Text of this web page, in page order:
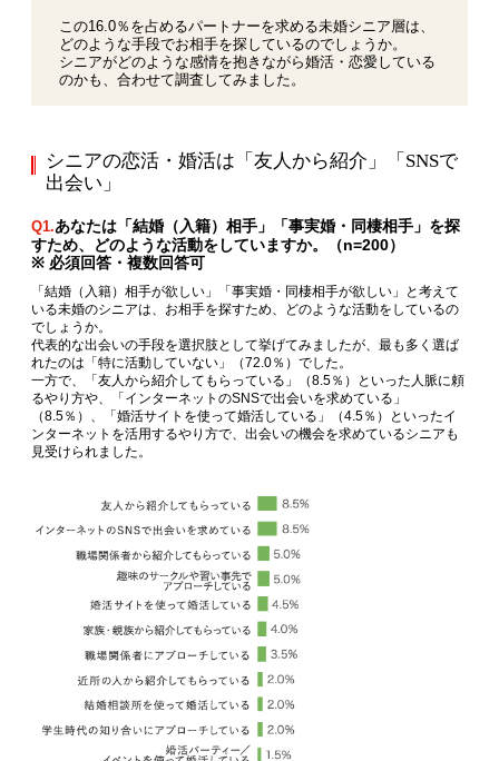
この16.0％を占めるパートナーを求める未婚シニア層は、
どのような手段でお相手を探しているのでしょうか。
シニアがどのような感情を抱きながら婚活・恋愛している
のかも、合わせて調査してみました。
シニアの恋活・婚活は「友人から紹介」「SNSで
出会い」
Q1.あなたは「結婚（入籍）相手」「事実婚・同棲相手」を探
すため、どのような活動をしていますか。（n=200）
※ 必須回答・複数回答可
「結婚（入籍）相手が欲しい」「事実婚・同棲相手が欲しい」と考えて
いる未婚のシニアは、お相手を探すため、どのような活動をしているの
でしょうか。
代表的な出会いの手段を選択肢として挙げてみましたが、最も多く選ば
れたのは「特に活動していない」（72.0％）でした。
一方で、「友人から紹介してもらっている」（8.5％）といった人脈に頼
るやり方や、「インターネットのSNSで出会いを求めている」
（8.5％）、「婚活サイトを使って婚活している」（4.5％）といったイ
ンターネットを活用するやり方で、出会いの機会を求めているシニアも
見受けられました。